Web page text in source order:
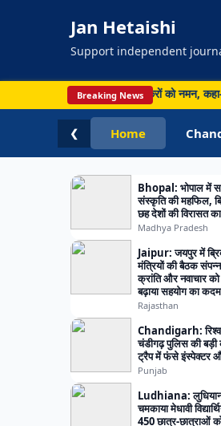
Jan Hetaishi
Support independent
Breaking News
दिवस पर नेताओं ने किया बुनकरों को नमन, कहा-
❮ Home
Bhopal: भोपाल में
संस्कृति की महफिल,
छह देशों की विरासत
Madhya Pradesh
Jaipur: जयपुर में
मंत्रियों की बैठक
क्रांति और नवाचार
बढ़ाया सहयोग का कदम
Rajasthan
Chandigarh:
चंडीगढ़ पुलिस की बड़ी
ट्रैप में फंसे इंस्पेक्टर
Punjab
Ludhiana: लुधियाना
चमकाया मेधावी
450 छात्र-छात्राओं